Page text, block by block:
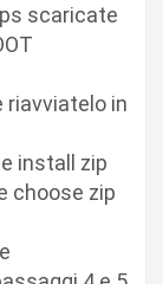
scaricate
riavviatelo in
install zip
choose zip